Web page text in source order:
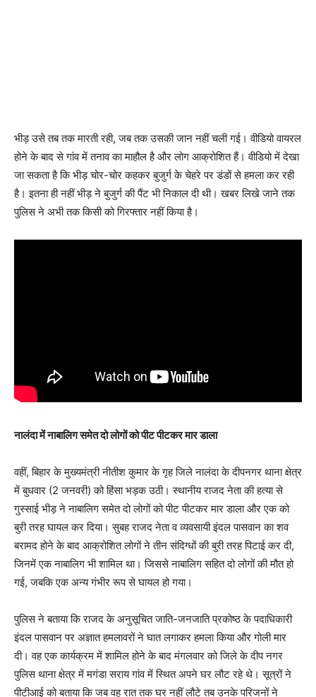
भीड़ उसे तब तक मारती रही, जब तक उसकी जान नहीं चली गई। वीडियो वायरल
होने के बाद से गांव में तनाव का माहौल है और लोग आक्रोशित हैं। वीडियो में देखा
जा सकता है कि भीड़ चोर-चोर कहकर बुजुर्ग के चेहरे पर डंडों से हमला कर रही
है। इतना ही नहीं भीड़ ने बुजुर्ग की पैंट भी निकाल दी थी। खबर लिखे जाने तक
पुलिस ने अभी तक किसी को गिरफ्तार नहीं किया है।
नालंदा में नाबालिग समेत दो लोगों को पीट पीटकर मार डाला
वहीं, बिहार के मुख्यमंत्री नीतीश कुमार के गृह जिले नालंदा के दीपनगर थाना क्षेत्र
में बुधवार (2 जनवरी) को हिंसा भड़क उठी। स्थानीय राजद नेता की हत्या से
गुस्साई भीड़ ने नाबालिग समेत दो लोगों को पीट पीटकर मार डाला और एक को
बुरी तरह घायल कर दिया। सुबह राजद नेता व व्यवसायी इंदल पासवान का शव
बरामद होने के बाद आक्रोशित लोगों ने तीन संदिग्धों की बुरी तरह पिटाई कर दी,
जिनमें एक नाबालिग भी शामिल था। जिससे नाबालिग सहित दो लोगों की मौत हो
गई, जबकि एक अन्य गंभीर रूप से घायल हो गया।
पुलिस ने बताया कि राजद के अनुसूचित जाति-जनजाति प्रकोष्ठ के पदाधिकारी
इंदल पासवान पर अज्ञात हमलावरों ने घात लगाकर हमला किया और गोली मार
दी। वह एक कार्यक्रम में शामिल होने के बाद मंगलवार को जिले के दीप नगर
पुलिस थाना क्षेत्र में मगंडा सराय गांव में स्थित अपने घर लौट रहे थे। सूत्रों ने
पीटीआई को बताया कि जब वह रात तक घर नहीं लौटे तब उनके परिजनों ने